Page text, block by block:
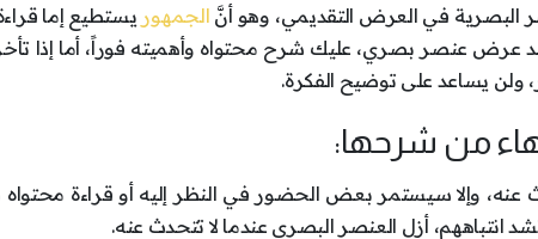
البصرية في العرض التقديمي، وهو أنَّ الجمهور يستطيع إما
عند عرض عنصر بصري، عليك شرح محتواه وأهميته فوراً، أما إذا
يساعد على توضيح الفكرة.
عنه، وإلا سيستمر بعض الحضور في النظر إليه أو قراءة محتواه
انتباههم، أزل العنصر البصري عندما لا تتحدث عنه.